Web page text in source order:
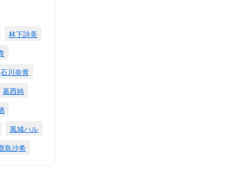
林下詩美
石川奈青
葛西純
風城ハル
島沙希